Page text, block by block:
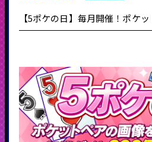
【5ポケの日】毎月開催！ポケ